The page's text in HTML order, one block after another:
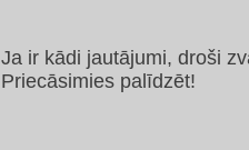
Ja ir kādi jautājumi, droši
Priecāsimies palīdzēt!